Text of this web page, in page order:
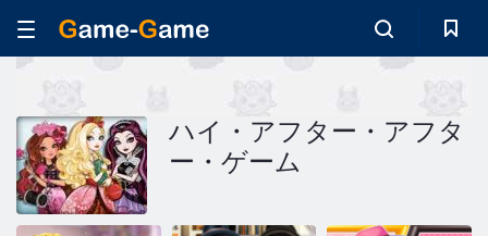
ハイ・アフター・アフタ
ー・ゲーム